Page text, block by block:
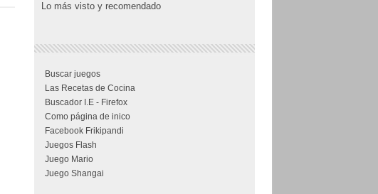
Lo más visto y recomendado
Buscar juegos
Las Recetas de Cocina
Buscador I.E - Firefox
Como página de inico
Facebook Frikipandi
Juegos Flash
Juego Mario
Juego Shangai